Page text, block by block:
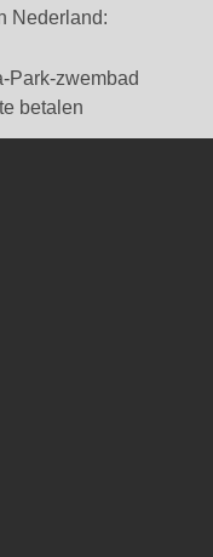
Nederland:
Park-zwembad
betalen